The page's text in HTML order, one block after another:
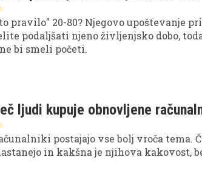
pravilo" 20-80? Njegovo upoštevanje
podaljšati njeno življenjsko dobo,
bi smeli početi.
ljudi kupuje obnovljene
postajajo vse bolj vroča tema.
in kakšna je njihova kakovost,